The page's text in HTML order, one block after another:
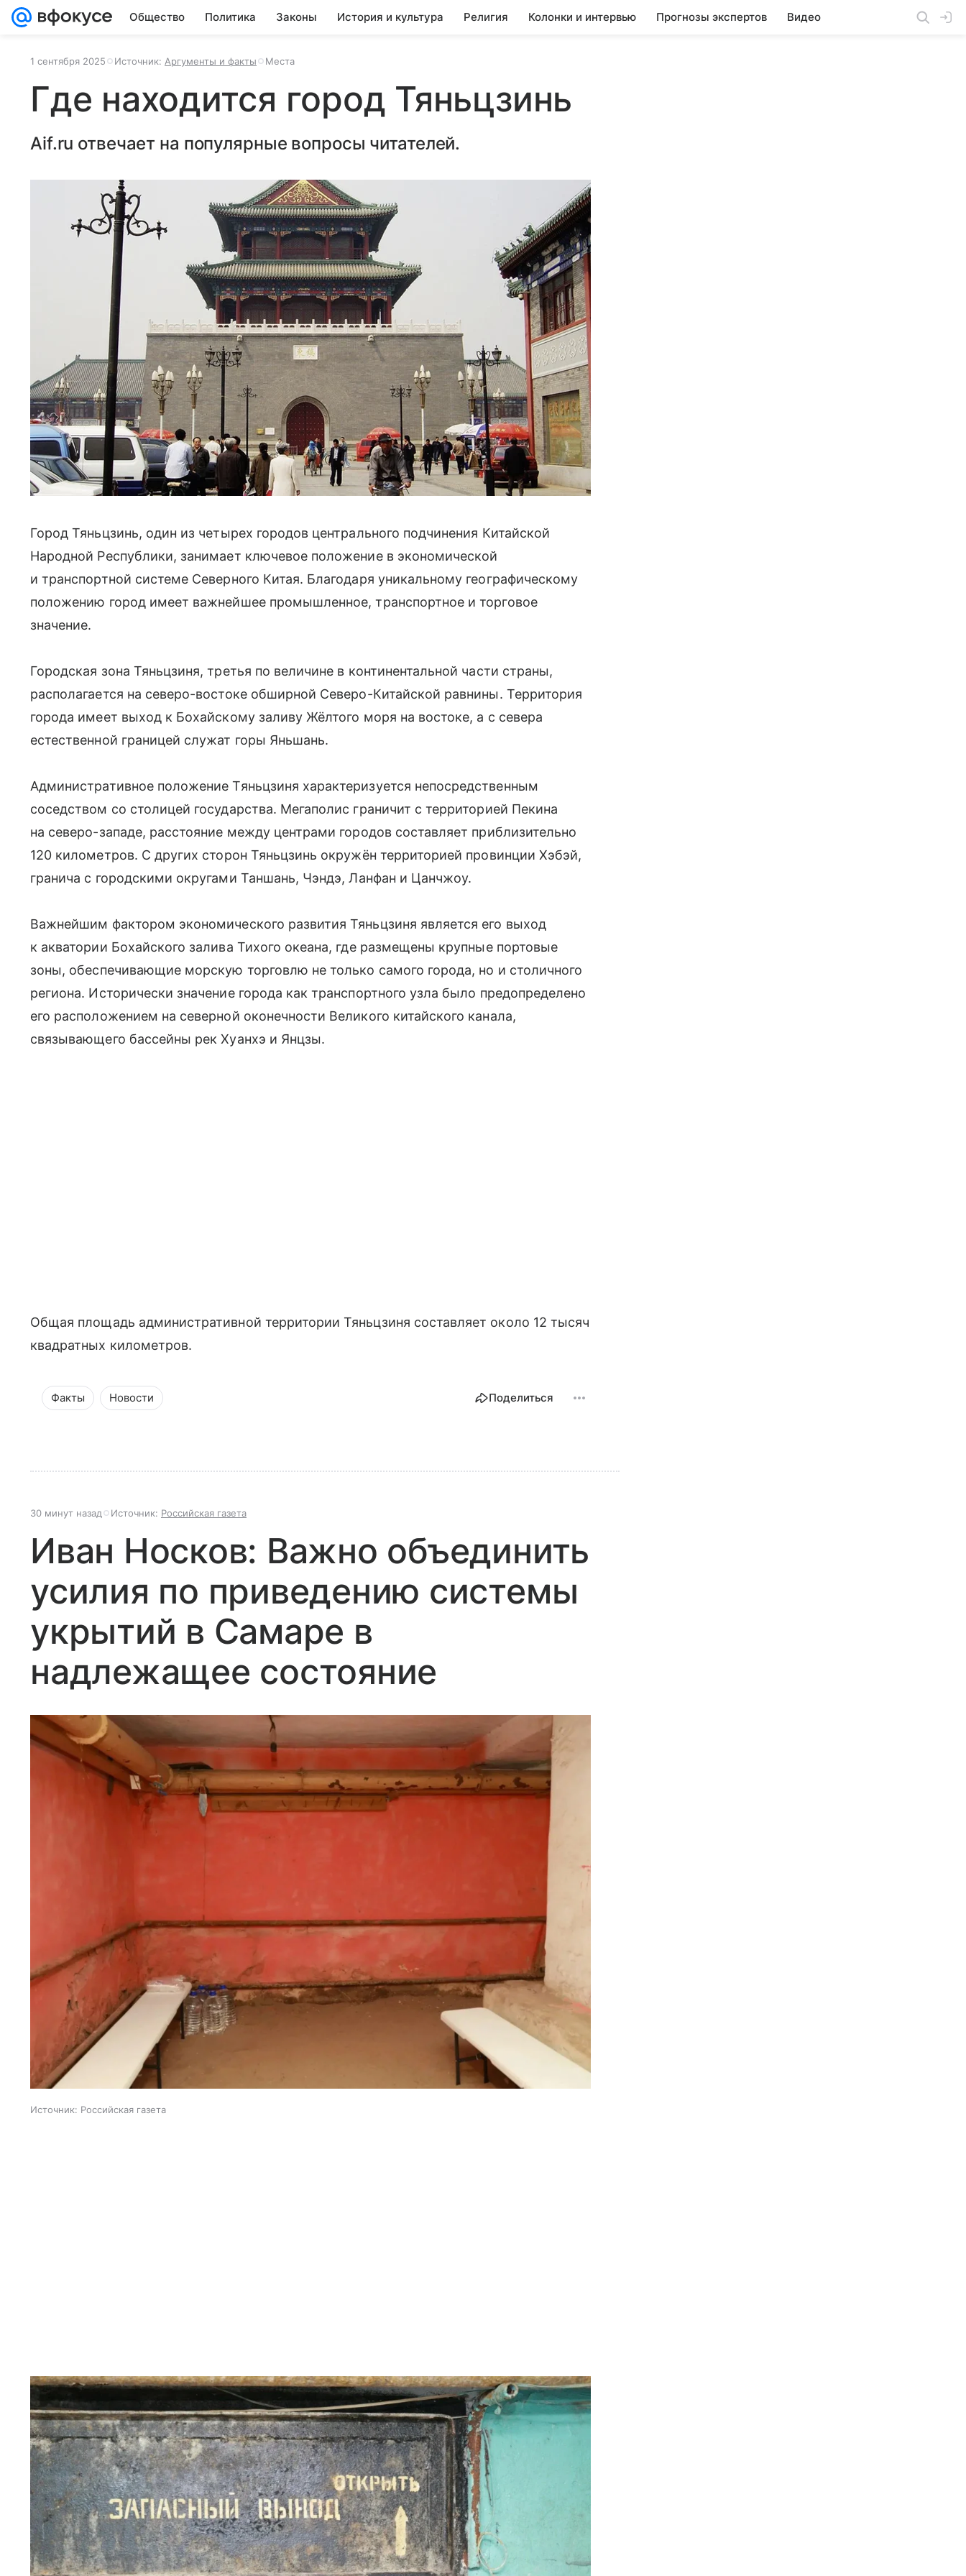
Общество Политика Законы История и культура Религия Колонки и интервью Прогнозы экспертов Видео
1 сентября 2025 Источник: Аргументы и факты Места
Где находится город Тяньцзинь
Aif.ru отвечает на популярные вопросы читателей.
Город Тяньцзинь, один из четырех городов центрального подчинения Китайской
Народной Республики, занимает ключевое положение в экономической
и транспортной системе Северного Китая. Благодаря уникальному географическому
положению город имеет важнейшее промышленное, транспортное и торговое
значение.
Городская зона Тяньцзиня, третья по величине в континентальной части страны,
располагается на северо-востоке обширной Северо-Китайской равнины. Территория
города имеет выход к Бохайскому заливу Жёлтого моря на востоке, а с севера
естественной границей служат горы Яньшань.
Административное положение Тяньцзиня характеризуется непосредственным
соседством со столицей государства. Мегаполис граничит с территорией Пекина
на северо-западе, расстояние между центрами городов составляет приблизительно
120 километров. С других сторон Тяньцзинь окружён территорией провинции Хэбэй,
гранича с городскими округами Таншань, Чэндэ, Ланфан и Цанчжоу.
Важнейшим фактором экономического развития Тяньцзиня является его выход
к акватории Бохайского залива Тихого океана, где размещены крупные портовые
зоны, обеспечивающие морскую торговлю не только самого города, но и столичного
региона. Исторически значение города как транспортного узла было предопределено
его расположением на северной оконечности Великого китайского канала,
связывающего бассейны рек Хуанхэ и Янцзы.
Общая площадь административной территории Тяньцзиня составляет около 12 тысяч
квадратных километров.
Факты Новости Поделиться
30 минут назад Источник: Российская газета
Иван Носков: Важно объединить
усилия по приведению системы
укрытий в Самаре в
надлежащее состояние
Источник: Российская газета